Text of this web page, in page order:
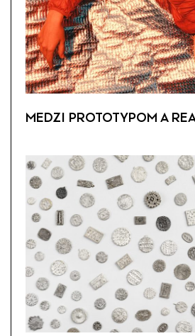
MEDZI PROTOTYPOM A